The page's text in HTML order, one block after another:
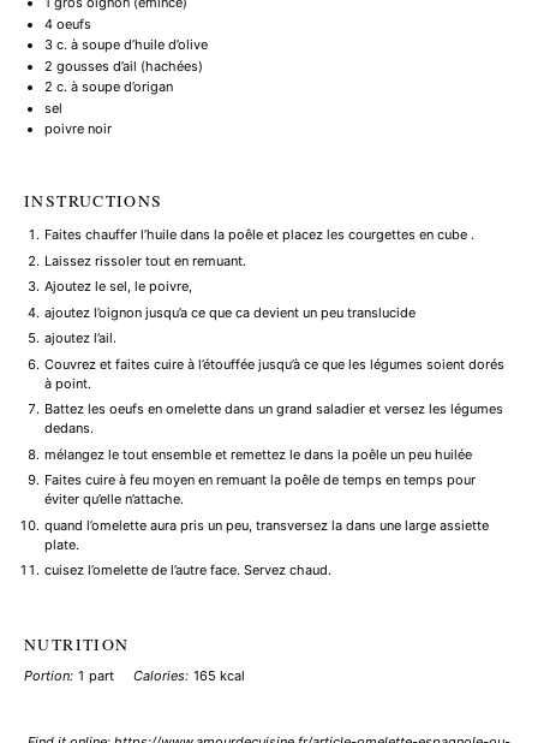
4oeufs
3c. à soupe d’huile d’olive
2 gousses d’ail (hachées)
2 c. à soupe d’origan
sel
poivre noir
INSTRUCTIONS
Faites chauffer l’huile dans la poêle et placez les courgettes en cube .
Laissez rissoler tout en remuant.
Ajoutez le sel, le poivre,
ajoutez l’oignon jusqu’a ce que ca devient un peu translucide
ajoutez l’ail.
Couvrez et faites cuire à l’étouffée jusqu’à ce que les légumes soient dorés
à point.
Battez les oeufs en omelette dans un grand saladier et versez les légumes
dedans.
mélangez le tout ensemble et remettez le dans la poêle un peu huilée
Faites cuire à feu moyen en remuant la poêle de temps en temps pour
éviter qu’elle n’attache.
quand l’omelette aura pris un peu, transversez la dans une large assiette
plate.
cuisez l’omelette de l’autre face. Servez chaud.
NUTRITION
Portion: 1 part Calories: 165 kcal